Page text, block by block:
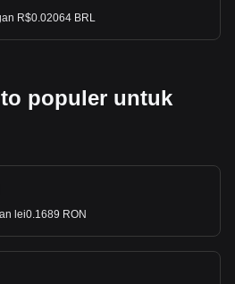
R$0.02064 BRL
populer untuk
lei0.1689 RON